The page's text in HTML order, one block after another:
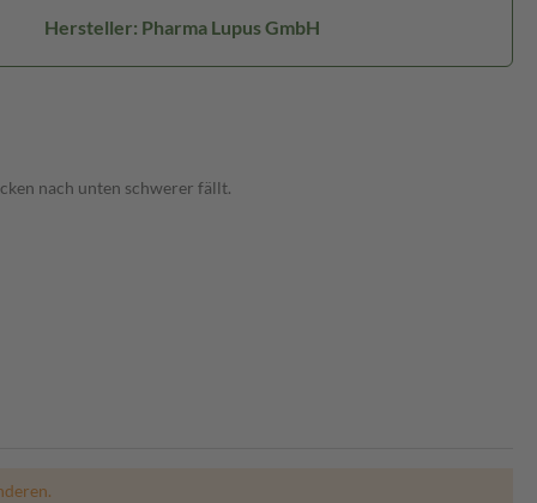
Hersteller: Pharma Lupus GmbH
nach unten schwerer fällt.